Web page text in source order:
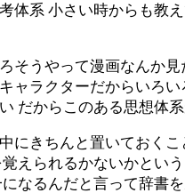
体系 小さい時からも
そうやって漫画なんか
ャラクターだからいろ
だからこのある思想体
にきちんと置いておく
えられるかないかと
なるんだと言って辞書